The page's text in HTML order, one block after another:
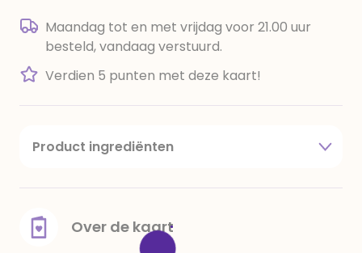
Maandag tot en met vrijdag voor 21.00 uur
besteld, vandaag verstuurd.
Verdien 5 punten met deze kaart!
Product ingrediënten
amandelen,cacaomassa, emulgator (sojalecithine),
voedingszuur: citroenzuur E 330, verdikkingsmiddel
E415, water, bevochtigingsmiddel E422, emulgator:
Over de kaart